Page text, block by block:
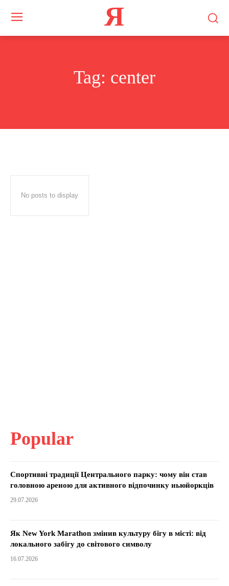
Я
Tag: center
No posts to display
Popular
Спортивні традиції Центрального парку: чому він став
головною ареною для активного відпочинку ньюйоркців
29.07.2026
Як New York Marathon змінив культуру бігу в місті: від
локального забігу до світового символу
16.07.2026